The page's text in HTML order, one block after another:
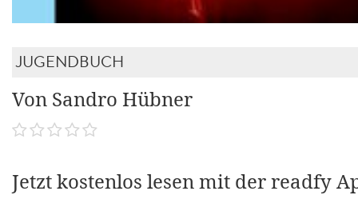
JUGENDBUCH
Von Sandro Hübner
Jetzt kostenlos lesen mit der readfy